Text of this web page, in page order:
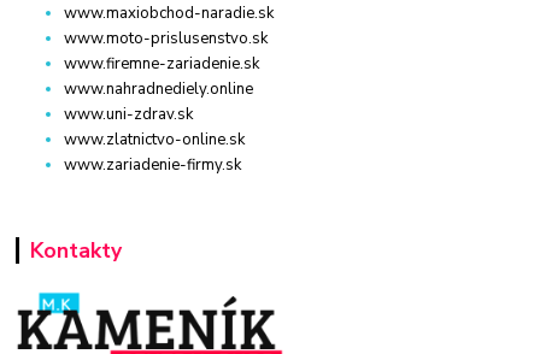
www.maxiobchod-naradie.sk
www.moto-prislusenstvo.sk
www.firemne-zariadenie.sk
www.nahradnediely.online
www.uni-zdrav.sk
www.zlatnictvo-online.sk
www.zariadenie-firmy.sk
Kontakty